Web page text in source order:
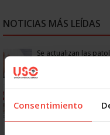
Consentimiento
NOTICIAS MÁS LEÍDAS
Se actualizan las